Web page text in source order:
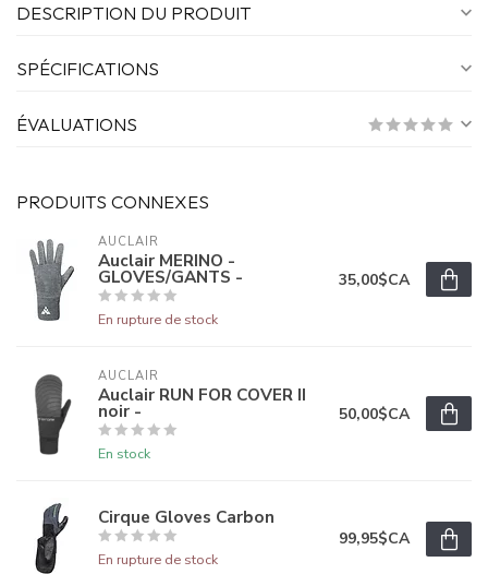
DESCRIPTION DU PRODUIT
SPÉCIFICATIONS
ÉVALUATIONS
PRODUITS CONNEXES
AUCLAIR
Auclair MERINO -
GLOVES/GANTS -
En rupture de stock
35,00$CA
AUCLAIR
Auclair RUN FOR COVER II
noir -
En stock
50,00$CA
Cirque Gloves Carbon
En rupture de stock
99,95$CA